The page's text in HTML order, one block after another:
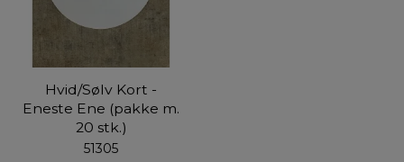
Hvid/Sølv Kort -
Eneste Ene (pakke m.
20 stk.)
51305